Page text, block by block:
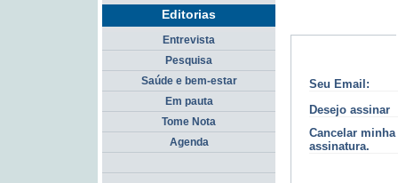
Seu Email:
Desejo assinar
Cancelar minha
assinatura.
Editorias
Entrevista
Pesquisa
Saúde e bem-estar
Em pauta
Tome Nota
Agenda